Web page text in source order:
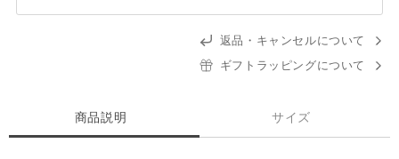
返品・キャンセルについて
ギフトラッピングについて
商品説明 サイズ